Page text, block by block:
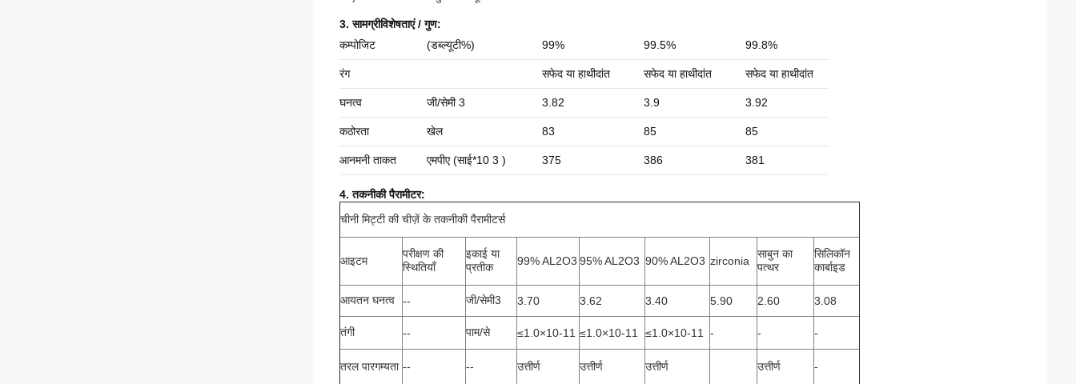
3. सामग्रीविशेषताएं / गुण:
कम्पोजिट
(डब्ल्यूटी%) 99% 99.5% 99.8%
रंग सफेद या हाथीदांत सफेद या हाथीदांत सफेद या हाथीदांत
घनत्व जी/सेमी 3 3.82 3.9 3.92
कठोरता खेल 83 85 85
आनमनीताकत एमपीए (साई*10 3 ) 375 386 381
4. तकनीकी पैरामीटर:
चीनी मिट्टी की चीज़ें के तकनीकी पैरामीटर्स
आइटम
परीक्षण की
स्थितियाँ
इकाई या
प्रतीक
99% AL2O3 95% AL2O3 90% AL2O3 zirconia
साबुन का
पत्थर
सिलिकॉन
कार्बाइड
आयतन घनत्व -- जी/सेमी3 3.70 3.62 3.40 5.90 2.60 3.08
तंगी -- पाम/से ≤1.0×10-11 ≤1.0×10-11 ≤1.0×10-11 - - -
तरल पारगम्यता -- -- उत्तीर्ण उत्तीर्ण उत्तीर्ण उत्तीर्ण -